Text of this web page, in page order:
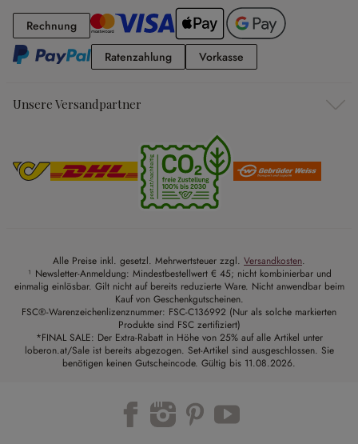
RechnungRechnung
RatenzahlungRatenzahlung
Vorkasse
Unsere Versandpartner
Alle Preise inkl. gesetzl. Mehrwertsteuer zzgl. Versandkosten.
¹ Newsletter-Anmeldung: Mindestbestellwert € 45; nicht kombinierbar und
einmalig einlösbar. Gilt nicht auf bereits reduzierte Ware. Nicht anwendbar beim
Kauf von Geschenkgutscheinen.
FSC®-Warenzeichenlizenznummer: FSC-C136992 (Nur als solche markierten
Produkte sind FSC zertifiziert)
*FINAL SALE: Der Extra-Rabatt in Höhe von 25% auf alle Artikel unter
loberon.at/Sale ist bereits abgezogen. Set-Artikel sind ausgeschlossen. Sie
benötigen keinen Gutscheincode. Gültig bis 11.08.2026.